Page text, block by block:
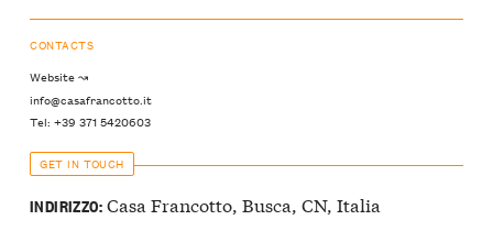
CONTACTS
Website ↝
info@casafrancotto.it
Tel: +39 371 5420603
GET IN TOUCH
INDIRIZZO:Casa Francotto, Busca, CN, Italia